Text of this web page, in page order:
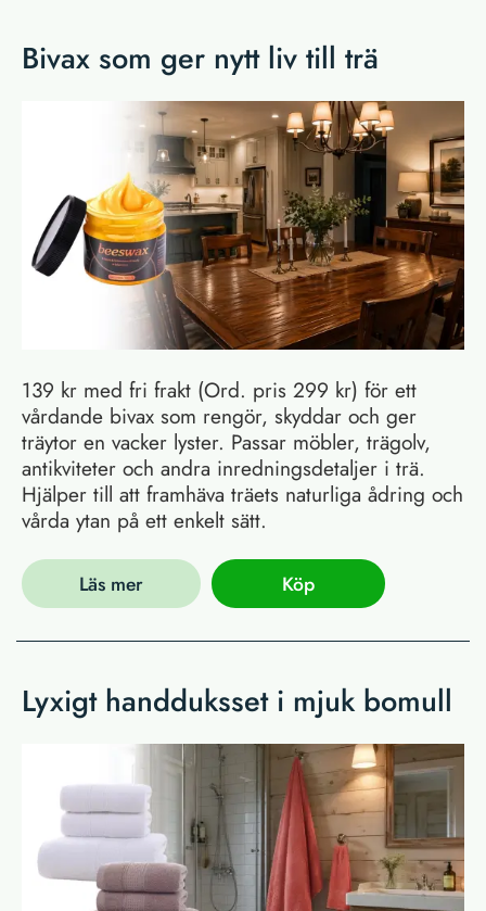
Bivax som ger nytt liv till trä
139 kr med fri frakt (Ord. pris 299 kr) för ett
vårdande bivax som rengör, skyddar och ger
träytor en vacker lyster. Passar möbler, trägolv,
antikviteter och andra inredningsdetaljer i trä.
Hjälper till att framhäva träets naturliga ådring och
vårda ytan på ett enkelt sätt.
Läs mer Köp
Lyxigt handduksset i mjuk bomull